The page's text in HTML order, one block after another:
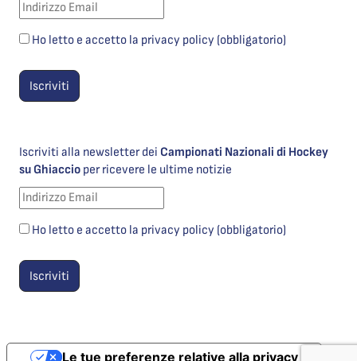
Ho letto e accetto la privacy policy (obbligatorio)
Iscriviti alla newsletter dei Campionati Nazionali di Hockey
su Ghiaccio per ricevere le ultime notizie
Ho letto e accetto la privacy policy (obbligatorio)
Le tue preferenze relative alla privacy